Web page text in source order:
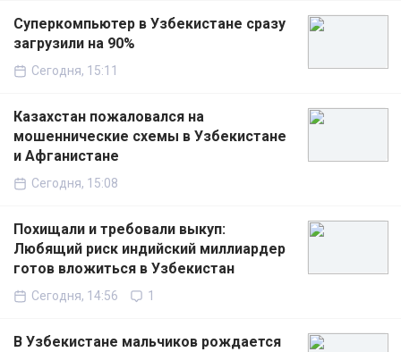
Суперкомпьютер в Узбекистане сразу
загрузили на 90%
Сегодня, 15:11
Казахстан пожаловался на
мошеннические схемы в Узбекистане
и Афганистане
Сегодня, 15:08
Похищали и требовали выкуп:
Любящий риск индийский миллиардер
готов вложиться в Узбекистан
Сегодня, 14:56 1
В Узбекистане мальчиков рождается